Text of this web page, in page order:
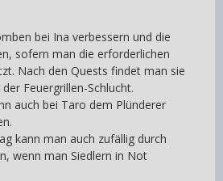
bei Ina verbessern und die
sofern man die erforderlichen
Nach den Quests findet man sie
Feuergrillen-Schlucht.
auch bei Taro dem Plünderer
kann man auch zufällig durch
wenn man Siedlern in Not